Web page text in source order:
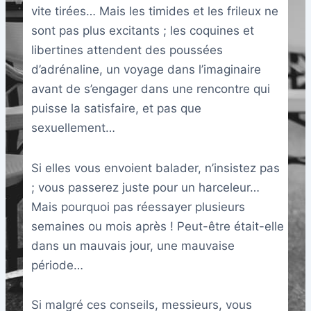
vite tirées… Mais les timides et les frileux ne
sont pas plus excitants ; les coquines et
libertines attendent des poussées
d’adrénaline, un voyage dans l’imaginaire
avant de s’engager dans une rencontre qui
puisse la satisfaire, et pas que
sexuellement…
Si elles vous envoient balader, n’insistez pas
; vous passerez juste pour un harceleur…
Mais pourquoi pas réessayer plusieurs
semaines ou mois après ! Peut-être était-elle
dans un mauvais jour, une mauvaise
période…
Si malgré ces conseils, messieurs, vous